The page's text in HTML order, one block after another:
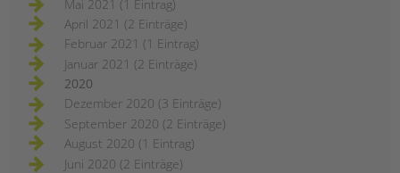
Mai 2021 (1 Eintrag)
April 2021 (2 Einträge)
Februar 2021 (1 Eintrag)
Januar 2021 (2 Einträge)
2020
Dezember 2020 (3 Einträge)
September 2020 (2 Einträge)
August 2020 (1 Eintrag)
Juni 2020 (2 Einträge)